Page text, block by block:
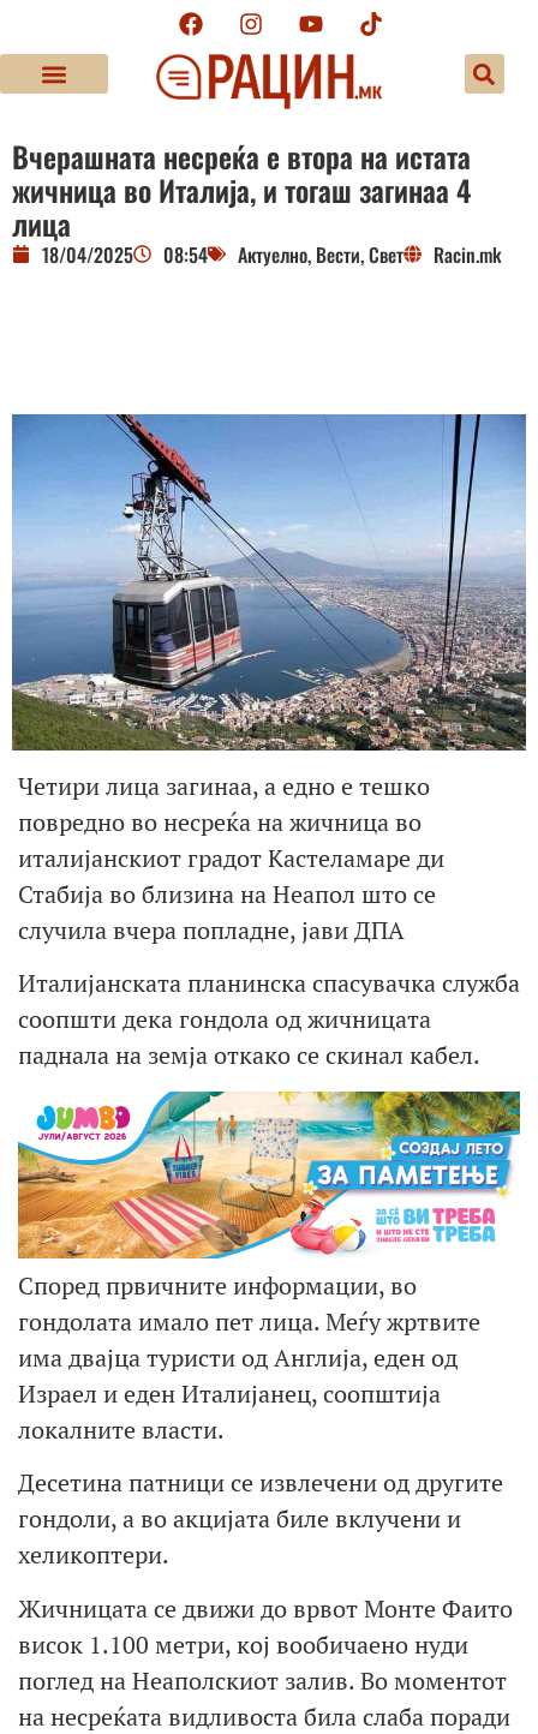
Вчерашната несреќа е втора на истата
жичница во Италија, и тогаш загинаа 4
лица
18/04/2025 08:54 Актуелно, Вести,Свет Racin.mk
Четири лица загинаа, а едно е тешко
повредно во несреќа на жичница во
италијанскиот градот Кастеламаре ди
Стабија во близина на Неапол што се
случила вчера попладне, јави ДПА
Италијанската планинска спасувачка служба
соопшти дека гондола од жичницата
паднала на земја откако се скинал кабел.
Според првичните информации, во
гондолата имало пет лица. Меѓу жртвите
има двајца туристи од Англија, еден од
Израел и еден Италијанец, соопштија
локалните власти.
Десетина патници се извлечени од другите
гондоли, а во акцијата биле вклучени и
хеликоптери.
Жичницата се движи до врвот Монте Фаито
висок 1.100 метри, кој вообичаено нуди
поглед на Неаполскиот залив. Во моментот
на несреќата видливоста била слаба поради